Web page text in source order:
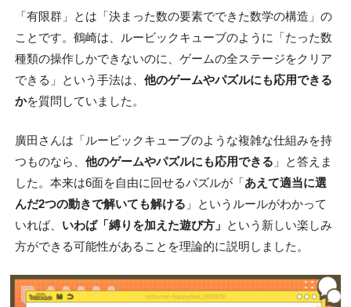
「有限群」とは「決まった数の要素でできた数学の構造」の
ことです。鶴崎は、ルービックキューブのように「たった数
種類の操作しかできないのに、ゲームの全ステージをクリア
できる」という手法は、 他のゲームやパズルにも応用できる
かを質問していました。
廣田さんは「ルービックキューブのような複雑な仕組みを持
つものなら、 他のゲームやパズルにも応用できる 」と答えま
した。本来は6面を自由に回せるパズルが「あえて適当に選
んだ2つの動きで解いても解ける 」というルールがわかって
いれば、 いわば「縛りを加えた遊び方」 という新しい楽しみ
方ができる可能性があることを理論的に説明しました。